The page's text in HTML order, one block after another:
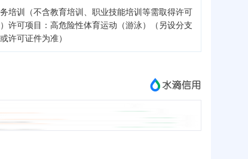
培训（不含教育培训、职业技能培训等需取得许可
许可项目：高危险性体育运动（游泳）（另设分支
许可证件为准）